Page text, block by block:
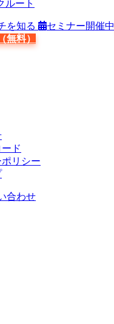
ルート
を知る セミナー開催中
無料）
ド
リシー
合わせ